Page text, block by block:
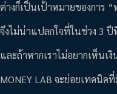
ต่างก็เป็นเป้าหมายของการ
จึงไม่น่าแปลกใจที่ในช่วง 3
และถ้าหากเราไม่อยากเห็น
MONEY LAB จะย่อยเทคนิค